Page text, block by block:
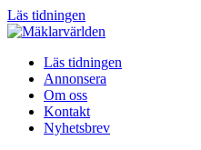
Läs tidningen
Läs tidningen
Annonsera
Om oss
Kontakt
Nyhetsbrev